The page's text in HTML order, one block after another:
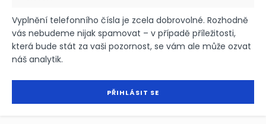
Vyplnění telefonního čísla je zcela dobrovolné. Rozhodně
vás nebudeme nijak spamovat – v případě příležitosti,
která bude stát za vaši pozornost, se vám ale může ozvat
náš analytik.